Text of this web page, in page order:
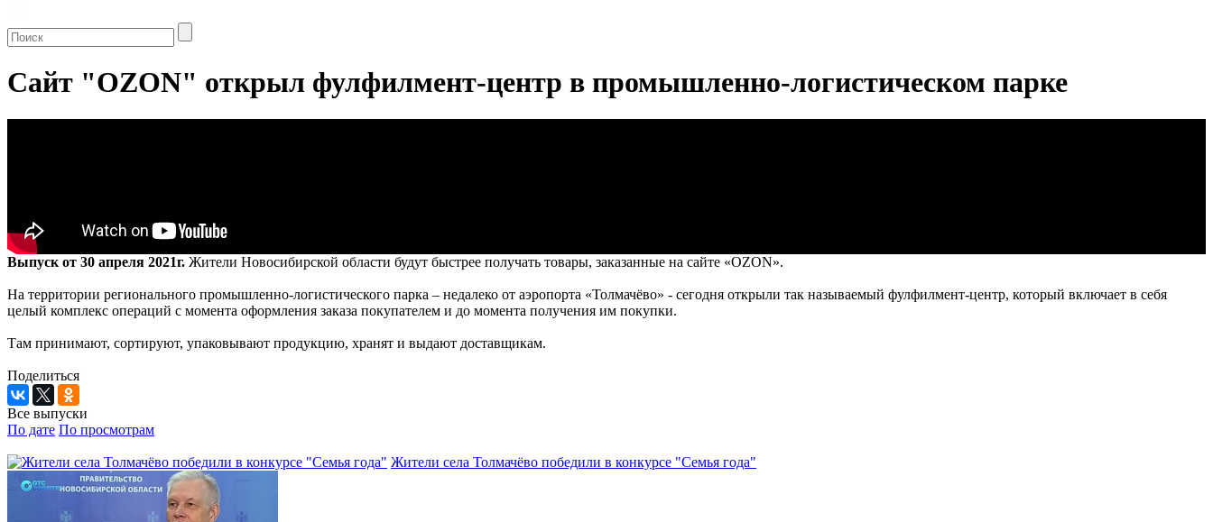
Сайт "OZON" открыл фулфилмент-центр в промышленно-логистическом парке
Выпуск от 30 апреля 2021г. Жители Новосибирской области будут быстрее получать товары, заказанные на сайте «ОZON».
На территории регионального промышленно-логистического парка – недалеко от аэропорта «Толмачёво» - сегодня открыли так называемый фулфилмент-центр, который включает в себя
целый комплекс операций с момента оформления заказа покупателем и до момента получения им покупки.
Там принимают, сортируют, упаковывают продукцию, хранят и выдают доставщикам.
Поделиться
Все выпуски
По дате По просмотрам
Жители села Толмачёво победили в конкурсе "Семья года"